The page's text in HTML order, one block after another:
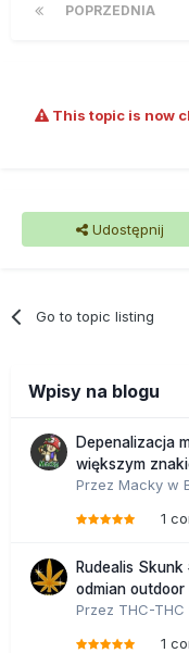
POPRZEDNIA
This topic is now
Udostępnij
Go to topic listing
Wpisy na blogu
Depenalizacja
większym
Przez Macky w
1
Rudealis
odmian outdoor
Przez THC-THC
1